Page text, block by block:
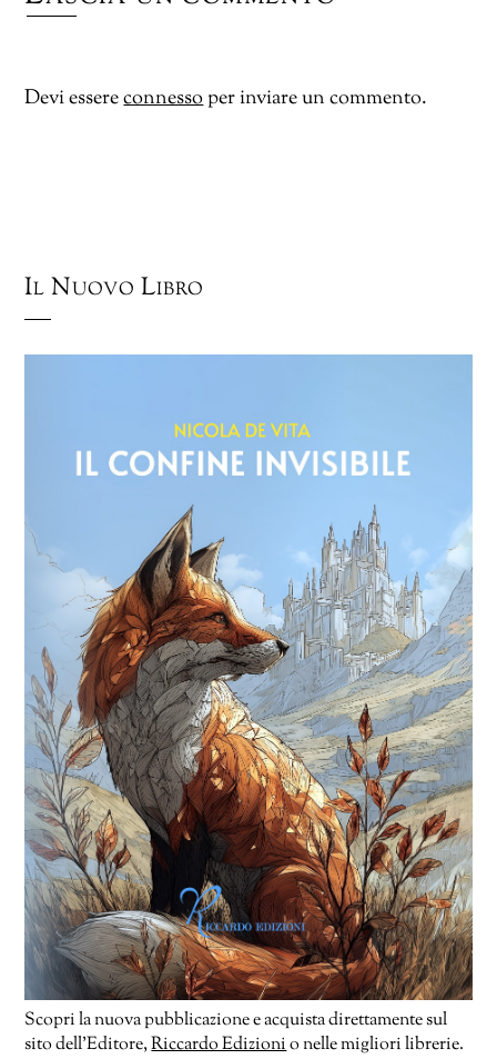
Devi essereconnessoper inviare un commento.
Il Nuovo Libro
Scopri la nuova pubblicazione e acquista direttamente sul
sito dell’Editore,Riccardo Edizionio nelle migliori librerie.